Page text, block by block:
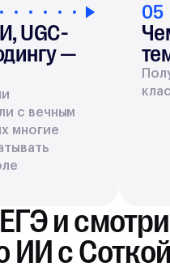
UGC-
—
с вечным
многие
05
и смотри
ИИ с Соткой